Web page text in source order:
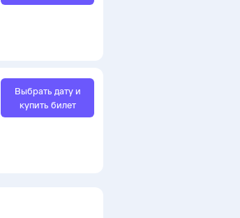
Выбрать дату и
купить билет